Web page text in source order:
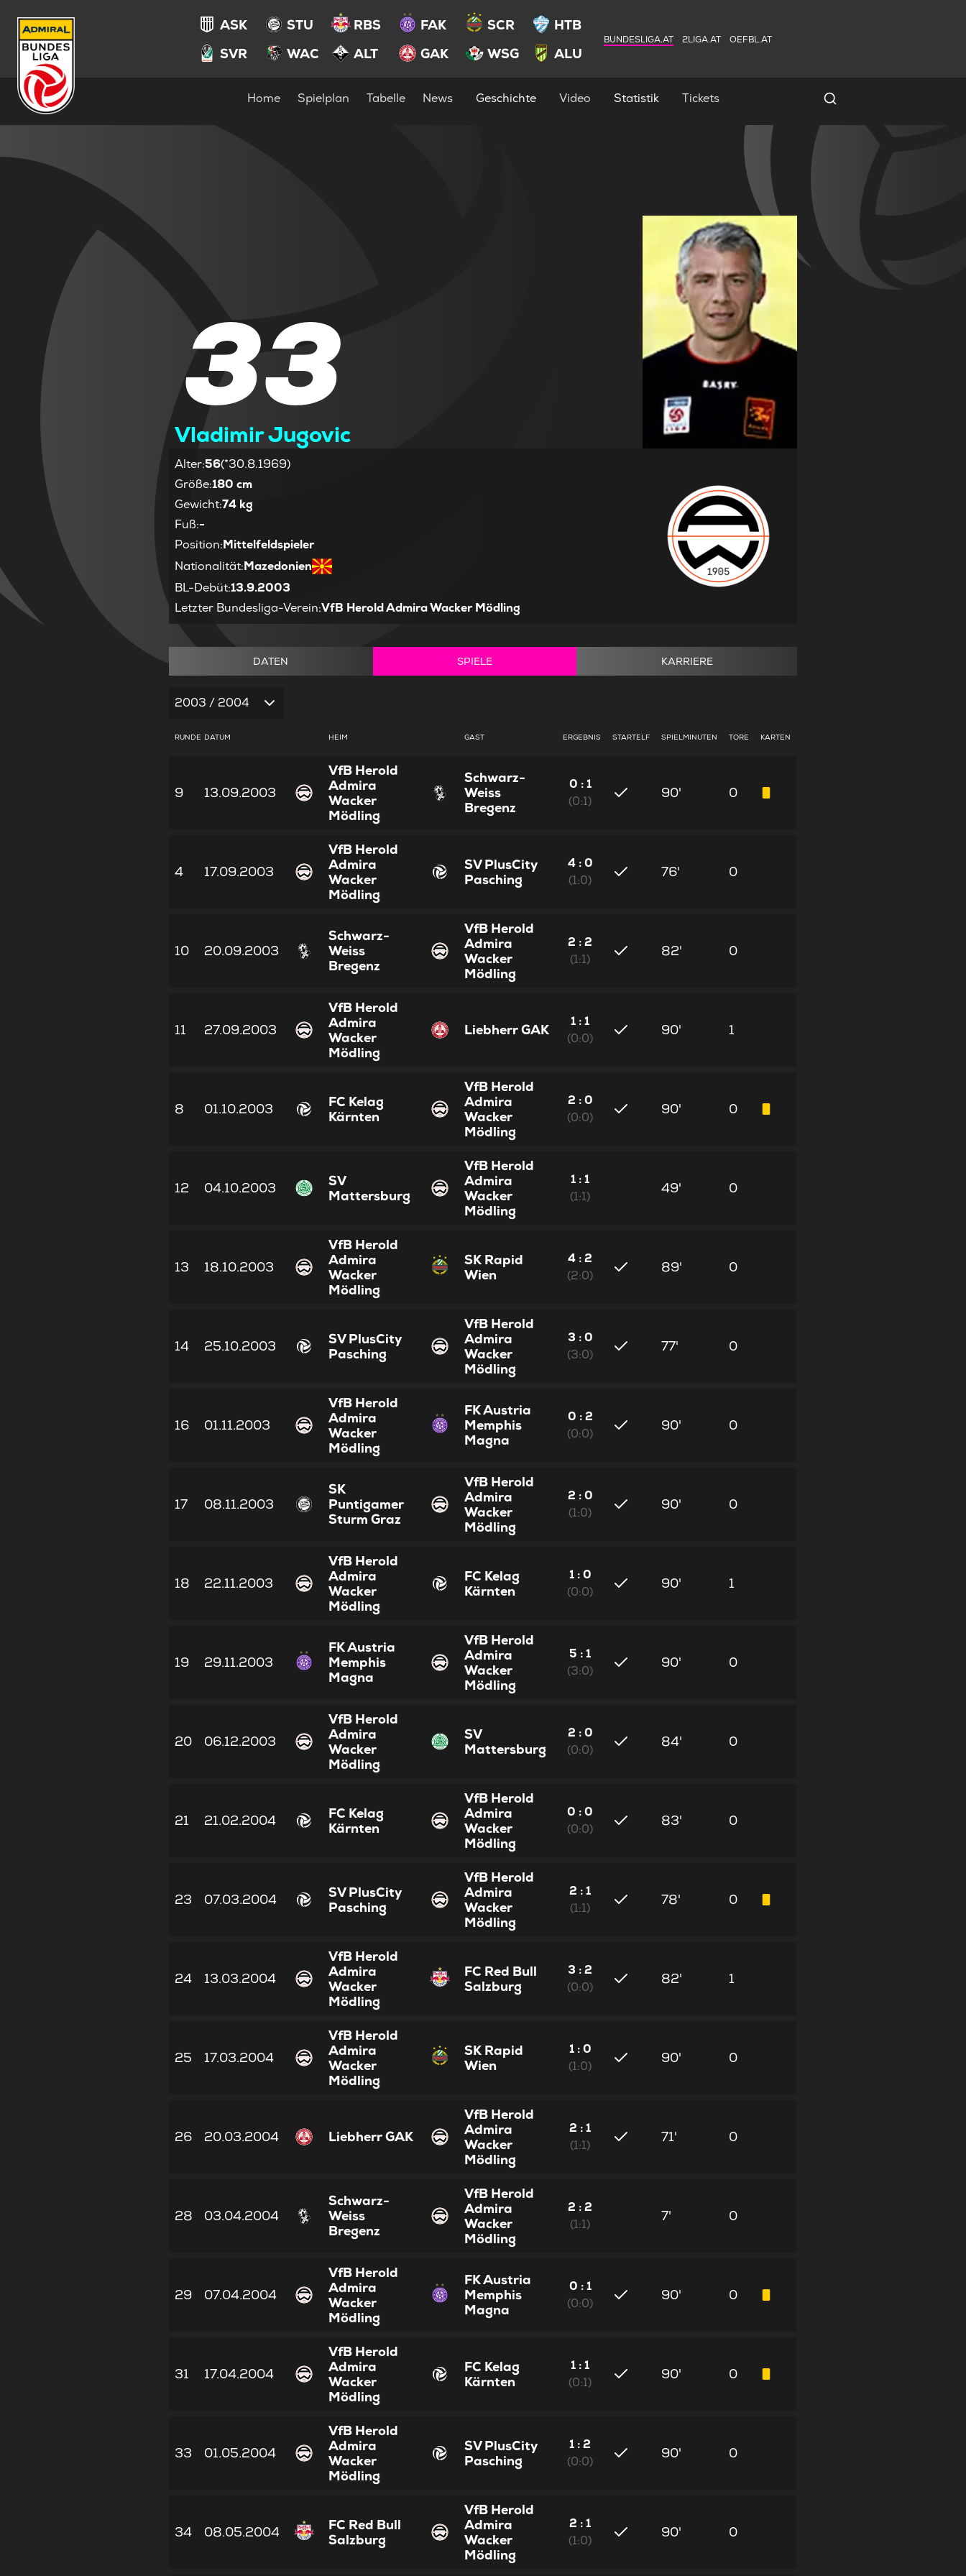
ASK STU RBS FAK SCR
HTB
SVR
WAC ALT GAK WSG ALU
BUNDESLIGA.AT 2LIGA.AT OEFBL.AT
Home Spielplan Tabelle News Geschichte Video Statistik Tickets Spielersuche
33
Vladimir Jugovic
Alter:56(*30.8.1969)
Größe:180 cm
Gewicht:74 kg
Fuß:-
Position:Mittelfeldspieler
Nationalität:Mazedonien
BL-Debüt:13.9.2003
Letzter Bundesliga-Verein:VfB Herold Admira Wacker Mödling
DATEN SPIELE KARRIERE
2003 / 2004
RUNDE DATUM HEIM GAST ERGEBNIS STARTELF SPIELMINUTEN TORE KARTEN
9 13.09.2003
VfB Herold
Admira
Wacker
Mödling
Schwarz-
Weiss
Bregenz
0 : 1
(0:1)
90' 0
4 17.09.2003
VfB Herold
Admira
Wacker
Mödling
SV PlusCity
Pasching
4 : 0
(1:0)
76' 0
10 20.09.2003
Schwarz-
Weiss
Bregenz
VfB Herold
Admira
Wacker
Mödling
2 : 2
(1:1)
82' 0
11 27.09.2003
VfB Herold
Admira
Wacker
Mödling
Liebherr GAK
1 : 1
(0:0)
90' 1
8 01.10.2003
FC Kelag
Kärnten
VfB Herold
Admira
Wacker
Mödling
2 : 0
(0:0)
90' 0
12 04.10.2003
SV
Mattersburg
VfB Herold
Admira
Wacker
Mödling
1 : 1
(1:1)
49' 0
13 18.10.2003
VfB Herold
Admira
Wacker
Mödling
SK Rapid
Wien
4 : 2
(2:0)
89' 0
14 25.10.2003
SV PlusCity
Pasching
VfB Herold
Admira
Wacker
Mödling
3 : 0
(3:0)
77' 0
16 01.11.2003
VfB Herold
Admira
Wacker
Mödling
FK Austria
Memphis
Magna
0 : 2
(0:0)
90' 0
17 08.11.2003
SK
Puntigamer
Sturm Graz
VfB Herold
Admira
Wacker
Mödling
2 : 0
(1:0)
90' 0
18 22.11.2003
VfB Herold
Admira
Wacker
Mödling
FC Kelag
Kärnten
1 : 0
(0:0)
90' 1
19 29.11.2003
FK Austria
Memphis
Magna
VfB Herold
Admira
Wacker
Mödling
5 : 1
(3:0)
90' 0
20 06.12.2003
VfB Herold
Admira
Wacker
Mödling
SV
Mattersburg
2 : 0
(0:0)
84' 0
21 21.02.2004
FC Kelag
Kärnten
VfB Herold
Admira
Wacker
Mödling
0 : 0
(0:0)
83' 0
23 07.03.2004
SV PlusCity
Pasching
VfB Herold
Admira
Wacker
Mödling
2 : 1
(1:1)
78' 0
24 13.03.2004
VfB Herold
Admira
Wacker
Mödling
FC Red Bull
Salzburg
3 : 2
(0:0)
82' 1
25 17.03.2004
VfB Herold
Admira
Wacker
Mödling
SK Rapid
Wien
1 : 0
(1:0)
90' 0
26 20.03.2004 Liebherr GAK
VfB Herold
Admira
Wacker
Mödling
2 : 1
(1:1)
71' 0
28 03.04.2004
Schwarz-
Weiss
Bregenz
VfB Herold
Admira
Wacker
Mödling
2 : 2
(1:1)
7' 0
29 07.04.2004
VfB Herold
Admira
Wacker
Mödling
FK Austria
Memphis
Magna
0 : 1
(0:0)
90' 0
31 17.04.2004
VfB Herold
Admira
Wacker
Mödling
FC Kelag
Kärnten
1 : 1
(0:1)
90' 0
33 01.05.2004
VfB Herold
Admira
Wacker
Mödling
SV PlusCity
Pasching
1 : 2
(0:0)
90' 0
34 08.05.2004
FC Red Bull
Salzburg
VfB Herold
Admira
Wacker
Mödling
2 : 1
(1:0)
90' 0